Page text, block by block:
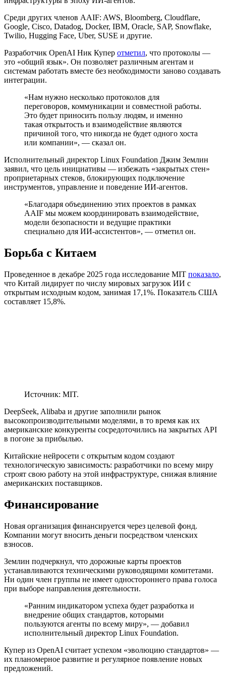
Среди других членов AAIF: AWS, Bloomberg, Cloudflare,
Google, Cisco, Datadog, Docker, IBM, Oracle, SAP, Snowflake,
Twilio, Hugging Face, Uber, SUSE и другие.
Разработчик OpenAI Ник Купер отметил, что протоколы —
это «общий язык». Он позволяет различным агентам и
системам работать вместе без необходимости заново создавать
интеграции.
«Нам нужно несколько протоколов для
переговоров, коммуникации и совместной работы.
Это будет приносить пользу людям, и именно
такая открытость и взаимодействие являются
причиной того, что никогда не будет одного хоста
или компании», — сказал он.
Исполнительный директор Linux Foundation Джим Землин
заявил, что цель инициативы — избежать «закрытых стен»
проприетарных стеков, блокирующих подключение
инструментов, управление и поведение ИИ-агентов.
«Благодаря объединению этих проектов в рамках
AAIF мы можем координировать взаимодействие,
модели безопасности и ведущие практики
специально для ИИ-ассистентов», — отметил он.
Борьба с Китаем
Проведенное в декабре 2025 года исследование MIT показало,
что Китай лидирует по числу мировых загрузок ИИ с
открытым исходным кодом, занимая 17,1%. Показатель США
составляет 15,8%.
Источник: MIT.
DeepSeek, Alibaba и другие заполнили рынок
высокопроизводительными моделями, в то время как их
американские конкуренты сосредоточились на закрытых API
в погоне за прибылью.
Китайские нейросети с открытым кодом создают
технологическую зависимость: разработчики по всему миру
строят свою работу на этой инфраструктуре, снижая влияние
американских поставщиков.
Финансирование
Новая организация финансируется через целевой фонд.
Компании могут вносить деньги посредством членских
взносов.
Землин подчеркнул, что дорожные карты проектов
устанавливаются техническими руководящими комитетами.
Ни один член группы не имеет одностороннего права голоса
при выборе направления деятельности.
«Ранним индикатором успеха будет разработка и
внедрение общих стандартов, которыми
пользуются агенты по всему миру», — добавил
исполнительный директор Linux Foundation.
Купер из OpenAI считает успехом «эволюцию стандартов» —
их планомерное развитие и регулярное появление новых
предложений.